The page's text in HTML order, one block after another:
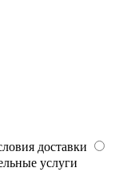
доставки
услуги